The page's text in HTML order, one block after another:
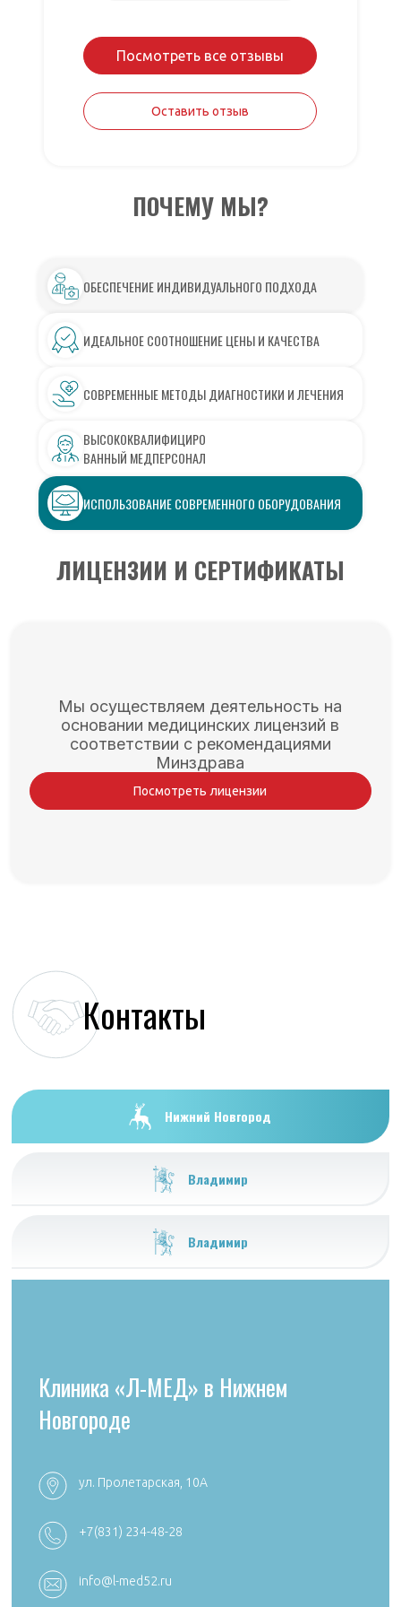
Посмотреть все отзывы
Оставить отзыв
ПОЧЕМУ МЫ?
ОБЕСПЕЧЕНИЕ ИНДИВИДУАЛЬНОГО ПОДХОДА
ИДЕАЛЬНОЕ СООТНОШЕНИЕ ЦЕНЫ И КАЧЕСТВА
СОВРЕМЕННЫЕ МЕТОДЫ ДИАГНОСТИКИ И ЛЕЧЕНИЯ
ВЫСОКОКВАЛИФИЦИРО
ВАННЫЙ МЕДПЕРСОНАЛ
ИСПОЛЬЗОВАНИЕ СОВРЕМЕННОГО ОБОРУДОВАНИЯ
ЛИЦЕНЗИИ И СЕРТИФИКАТЫ
Мы осуществляем деятельность на
основании медицинских лицензий в
соответствии с рекомендациями
Минздрава
Посмотреть лицензии
Контакты
Нижний Новгород
Владимир
Владимир
+7 (4922) 38-30-00 +7 (4922) 44-24-78
reception@aibolit33.com
Клиника «Л-МЕД» в Нижнем
Новгороде
ул. Пролетарская, 10А
+7(831) 234-48-28
info@l-med52.ru